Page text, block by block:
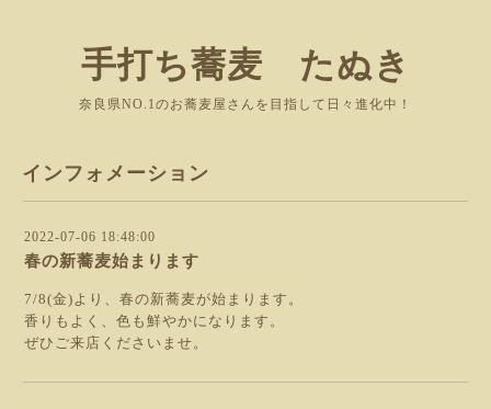
手打ち蕎麦 たぬき
奈良県NO.1のお蕎麦屋さんを目指して日々進化中！
インフォメーション
2022-07-06 18:48:00
春の新蕎麦始まります
7/8(金)より、春の新蕎麦が始まります。
香りもよく、色も鮮やかになります。
ぜひご来店くださいませ。